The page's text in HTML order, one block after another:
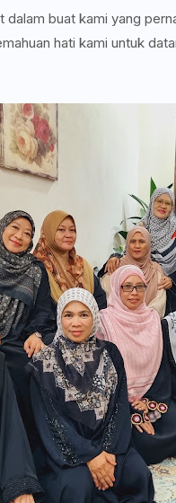
dalam buat kami yang
hati kami untuk